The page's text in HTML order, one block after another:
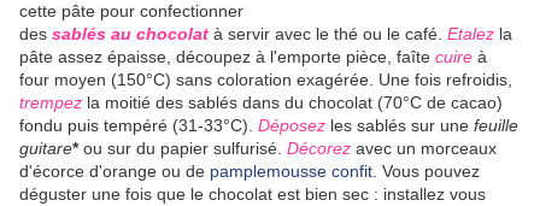
cette pâte pour confectionner
des sablés au chocolat à servir avec le thé ou le café. Etalez la
pâte assez épaisse, découpez à l'emporte pièce, faîte cuire à
four moyen (150°C) sans coloration exagérée. Une fois refroidis,
trempez la moitié des sablés dans du chocolat (70°C de cacao)
fondu puis tempéré (31-33°C). Déposez les sablés sur une feuille
guitare*ou sur du papier sulfurisé. Décorez avec un morceaux
d'écorce d'orange ou de pamplemousse confit . Vous pouvez
déguster une fois que le chocolat est bien sec : installez vous